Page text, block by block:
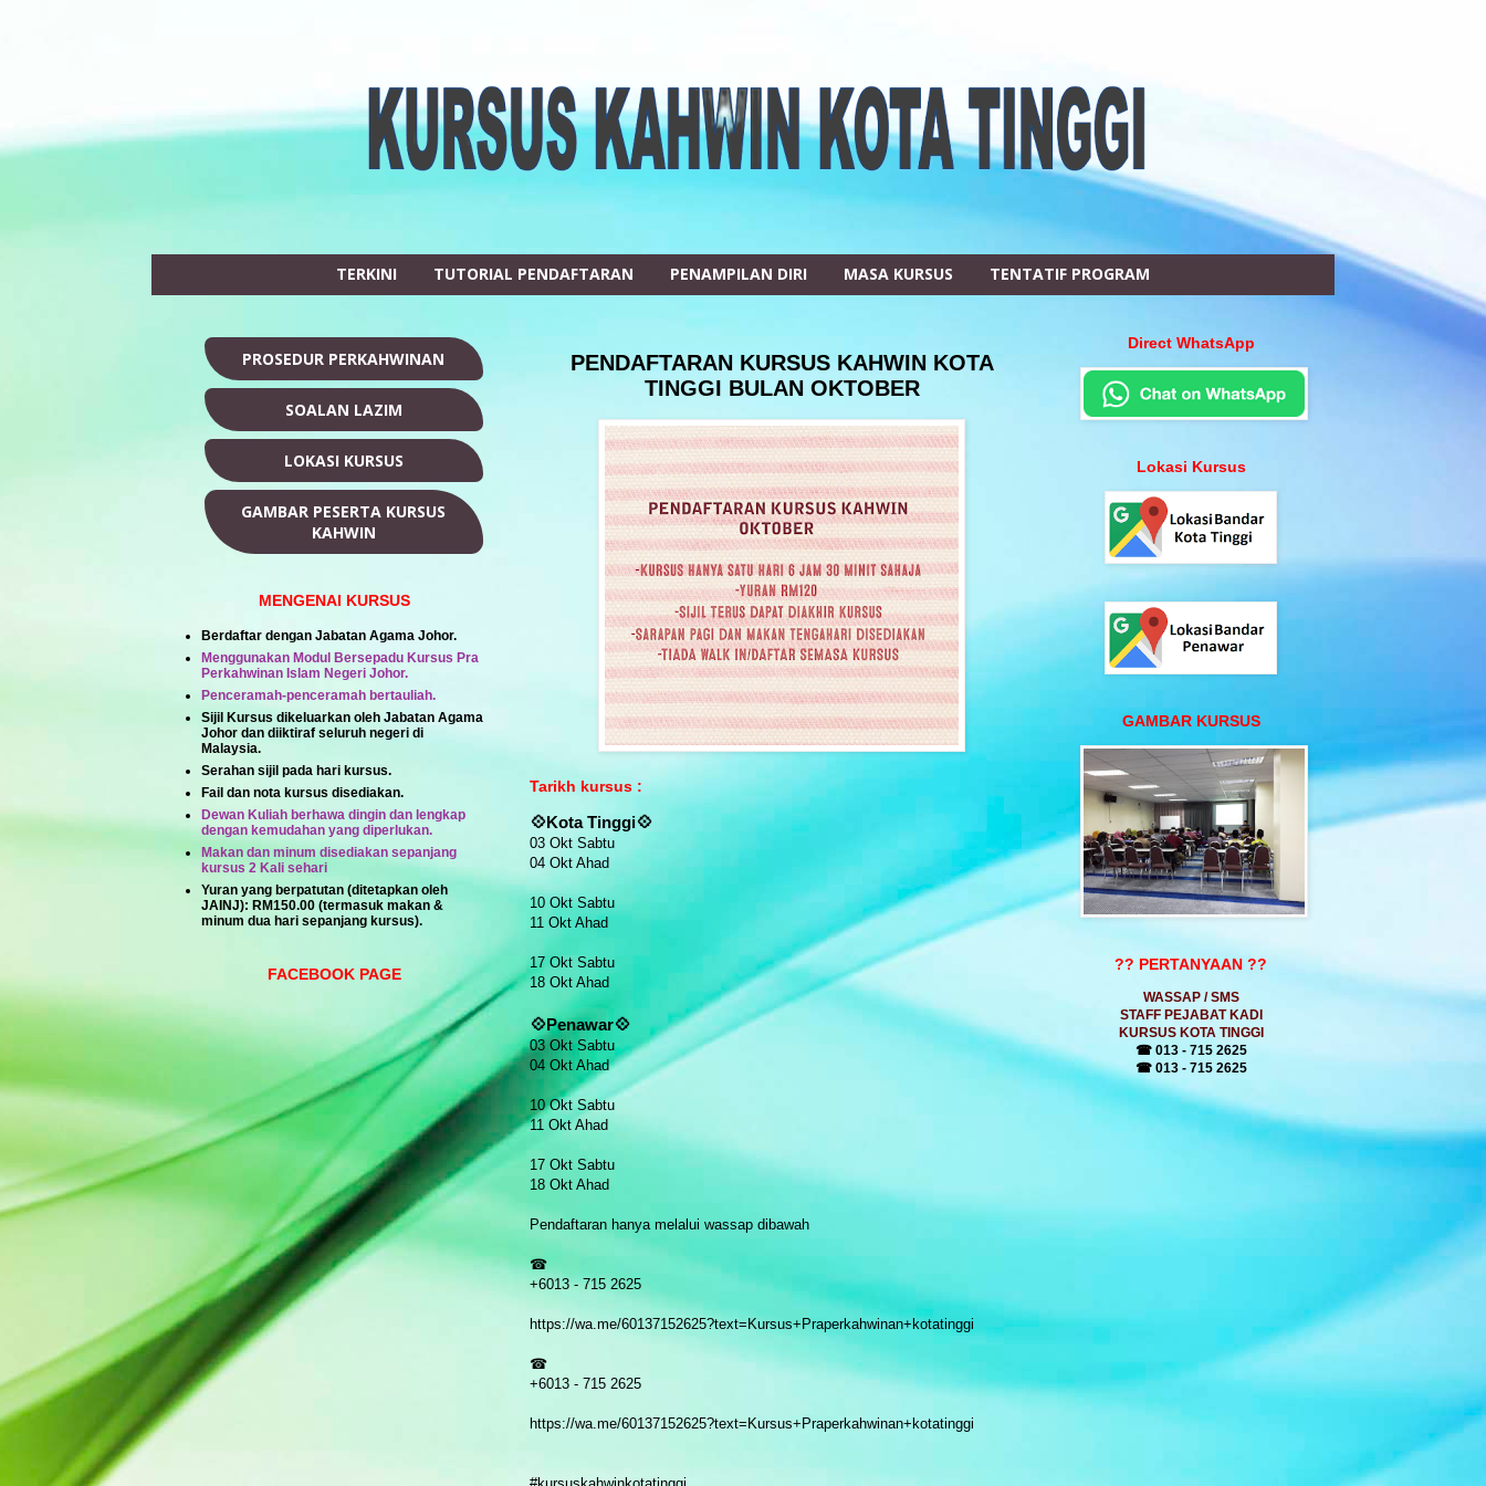
TERKINI TUTORIAL PENDAFTARAN PENAMPILAN DIRI MASA KURSUS TENTATIF PROGRAM
PENDAFTARAN KURSUS KAHWIN KOTA
TINGGI BULAN OKTOBER
Tarikh kursus :
💠Kota Tinggi💠
03 Okt Sabtu
04 Okt Ahad
10 Okt Sabtu
11 Okt Ahad
17 Okt Sabtu
18 Okt Ahad
💠Penawar💠
03 Okt Sabtu
04 Okt Ahad
10 Okt Sabtu
11 Okt Ahad
17 Okt Sabtu
18 Okt Ahad
Pendaftaran hanya melalui wassap dibawah
☎
+6013 - 715 2625
https://wa.me/60137152625?text=Kursus+Praperkahwinan+kotatinggi
☎
+6013 - 715 2625
https://wa.me/60137152625?text=Kursus+Praperkahwinan+kotatinggi
PROSEDUR PERKAHWINAN
SOALAN LAZIM
LOKASI KURSUS
GAMBAR PESERTA KURSUS
KAHWIN
MENGENAI KURSUS
Berdaftar dengan Jabatan Agama Johor.
Menggunakan Modul Bersepadu Kursus Pra
Perkahwinan Islam Negeri Johor.
Penceramah-penceramah bertauliah.
Sijil Kursus dikeluarkan oleh Jabatan Agama
Johor dan diiktiraf seluruh negeri di
Malaysia.
Serahan sijil pada hari kursus.
Fail dan nota kursus disediakan.
Dewan Kuliah berhawa dingin dan lengkap
dengan kemudahan yang diperlukan.
Makan dan minum disediakan sepanjang
kursus 2 Kali sehari
Yuran yang berpatutan (ditetapkan oleh
JAINJ): RM150.00 (termasuk makan &
minum dua hari sepanjang kursus).
FACEBOOK PAGE
Direct WhatsApp
Lokasi Kursus
GAMBAR KURSUS
?? PERTANYAAN ??
WASSAP / SMS
STAFF PEJABAT KADI
KURSUS KOTA TINGGI
☎ 013 - 715 2625
☎ 013 - 715 2625